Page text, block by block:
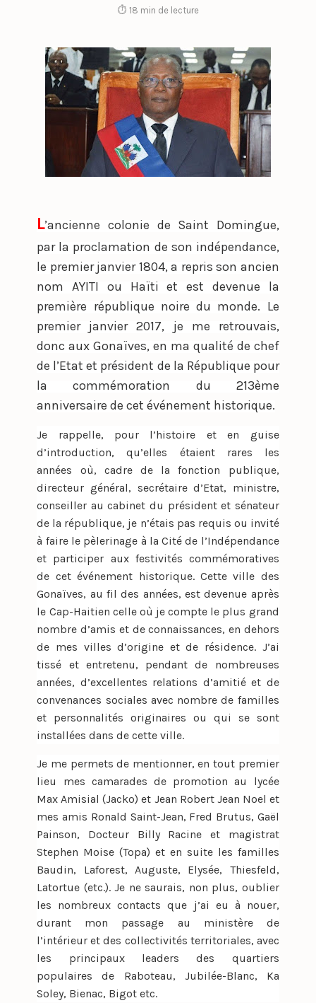
⏱ 18 min de lecture
L’ancienne colonie de Saint Domingue,
par la proclamation de son indépendance,
le premier janvier 1804, a repris son ancien
nom AYITI ou Haïti et est devenue la
première république noire du monde. Le
premier janvier 2017, je me retrouvais,
donc aux Gonaïves, en ma qualité de chef
de l’Etat et président de la République pour
la commémoration du 213ème
anniversaire de cet événement historique.
Je rappelle, pour l’histoire et en guise
d’introduction, qu’elles étaient rares les
années où, cadre de la fonction publique,
directeur général, secrétaire d’Etat, ministre,
conseiller au cabinet du président et sénateur
de la république, je n’étais pas requis ou invité
à faire le pèlerinage à la Cité de l’Indépendance
et participer aux festivités commémoratives
de cet événement historique. Cette ville des
Gonaïves, au fil des années, est devenue après
le Cap-Haitien celle où je compte le plus grand
nombre d’amis et de connaissances, en dehors
de mes villes d’origine et de résidence. J’ai
tissé et entretenu, pendant de nombreuses
années, d’excellentes relations d’amitié et de
convenances sociales avec nombre de familles
et personnalités originaires ou qui se sont
installées dans de cette ville.
Je me permets de mentionner, en tout premier
lieu mes camarades de promotion au lycée
Max Amisial (Jacko) et Jean Robert Jean Noel et
mes amis Ronald Saint-Jean, Fred Brutus, Gaël
Painson, Docteur Billy Racine et magistrat
Stephen Moise (Topa) et en suite les familles
Baudin, Laforest, Auguste, Elysée, Thiesfeld,
Latortue (etc.). Je ne saurais, non plus, oublier
les nombreux contacts que j’ai eu à nouer,
durant mon passage au ministère de
l’intérieur et des collectivités territoriales, avec
les principaux leaders des quartiers
populaires de Raboteau, Jubilée-Blanc, Ka
Soley, Bienac, Bigot etc.